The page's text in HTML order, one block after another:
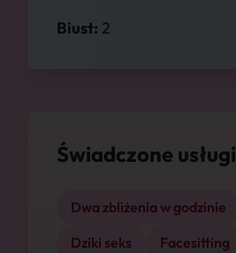
Biust: 2
Świadczone usługi
Dwa zbliżenia w godzinie
Dziki seks
Facesitting